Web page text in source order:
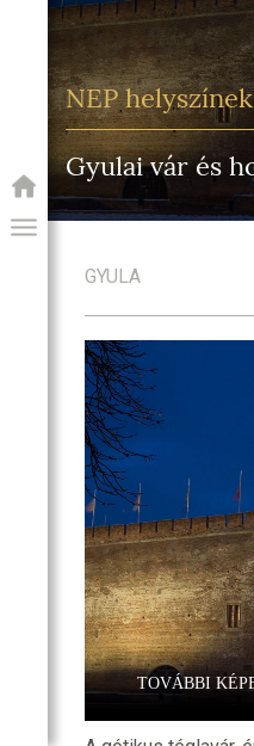
PROGRAM
NEP helyszínek
Gyulai vár és
GYULA
TOVÁBBI
emlékhely